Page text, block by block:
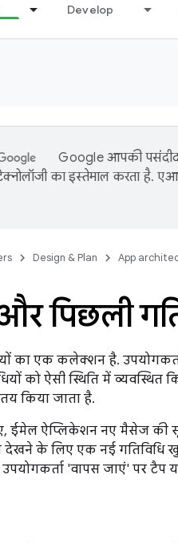
Develop
Google आपकी
का इस्तेमाल करता है.
Design & Plan App
पिछली
का एक कलेक्शन है.
को ऐसी स्थिति में व्यवस्थित
किया जाता है.
ईमेल ऐप्लिकेशन नए मैसेज की
के लिए एक नई गतिविधि
'वापस जाएं' पर टैप